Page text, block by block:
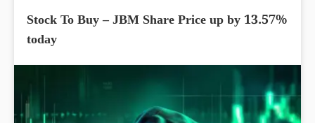
Stock To Buy – JBM Share Price up by 13.57%
today